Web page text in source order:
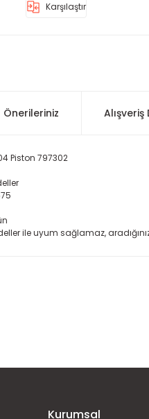
Karşılaştır
Önerileriniz
Piston 797302
ile uyum sağlamaz,
Kurumsal